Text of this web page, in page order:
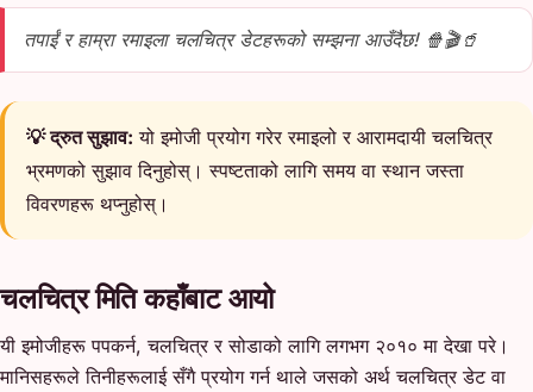
तपाईं र हाम्रा रमाइला चलचित्र डेटहरूको सम्झना आउँदैछ! 🍿🎬🥤
💡 द्रुत सुझाव: यो इमोजी प्रयोग गरेर रमाइलो र आरामदायी चलचित्र
भ्रमणको सुझाव दिनुहोस्। स्पष्टताको लागि समय वा स्थान जस्ता
विवरणहरू थप्नुहोस्।
चलचित्र मिति कहाँबाट आयो
यी इमोजीहरू पपकर्न, चलचित्र र सोडाको लागि लगभग २०१० मा देखा परे।
मानिसहरूले तिनीहरूलाई सँगै प्रयोग गर्न थाले जसको अर्थ चलचित्र डेट वा